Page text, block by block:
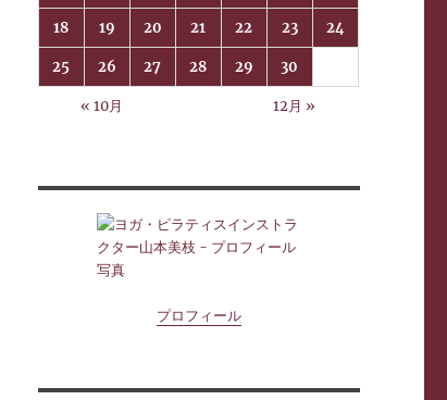
18 19 20 21 22 23 24
25 26 27 28 29 30
« 10月 12月 »
プロフィール